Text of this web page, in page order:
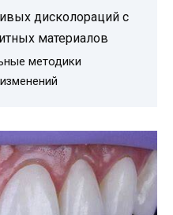
дисколораций с
материалов
методики